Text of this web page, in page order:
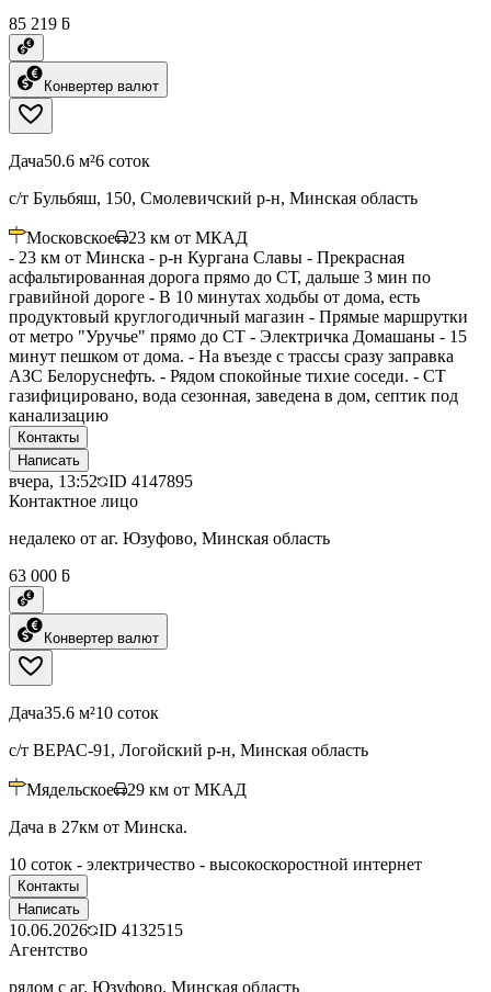
85 219 ƃ
Конвертер валют
Дача50.6 м²6 соток
с/т Бульбяш, 150, Смолевичский р-н, Минская область
Московское 23 км от МКАД
- 23 км от Минска - р-н Кургана Славы - Прекрасная
асфальтированная дорога прямо до СТ, дальше 3 мин по
гравийной дороге - В 10 минутах ходьбы от дома, есть
продуктовый круглогодичный магазин - Прямые маршрутки
от метро "Уручье" прямо до СТ - Электричка Домашаны - 15
минут пешком от дома. - На въезде с трассы сразу заправка
АЗС Белоруснефть. - Рядом спокойные тихие соседи. - СТ
газифицировано, вода сезонная, заведена в дом, септик под
канализацию
Контакты
Написать
вчера, 13:52 ID 4147895
Контактное лицо
недалеко от аг. Юзуфово, Минская область
63 000 ƃ
Конвертер валют
Дача35.6 м²10 соток
с/т ВЕРАС-91, Логойский р-н, Минская область
Мядельское 29 км от МКАД
Дача в 27км от Минска.
10 соток - электричество - высокоскоростной интернет
Контакты
Написать
10.06.2026 ID 4132515
Агентство
рядом с аг. Юзуфово, Минская область